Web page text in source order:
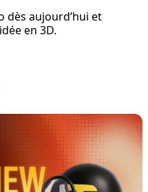
dès aujourd’hui et
en 3D.